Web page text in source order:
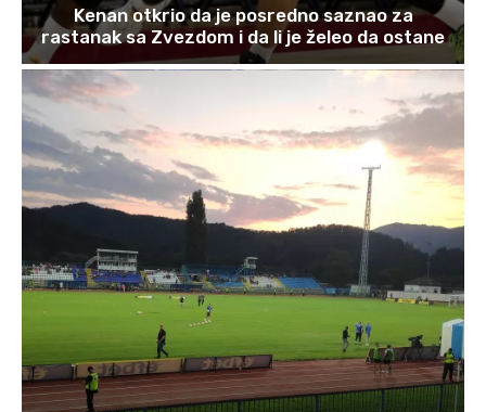
Kenan otkrio da je posredno saznao za
rastanak sa Zvezdom i da li je želeo da ostane